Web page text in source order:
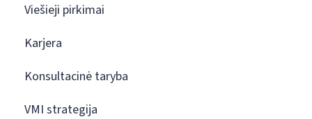
Viešieji pirkimai
Karjera
Konsultacinė taryba
VMI strategija